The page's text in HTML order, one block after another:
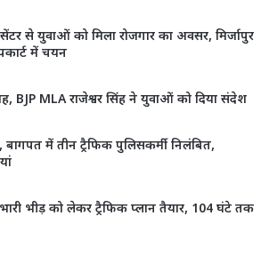
से युवाओं को मिला रोजगार का अवसर, मिर्जापुर
में चयन
BJP MLA राजेश्वर सिंह ने युवाओं को दिया संदेश
बागपत में तीन ट्रैफिक पुलिसकर्मी निलंबित,
भीड़ को लेकर ट्रैफिक प्लान तैयार, 104 घंटे तक